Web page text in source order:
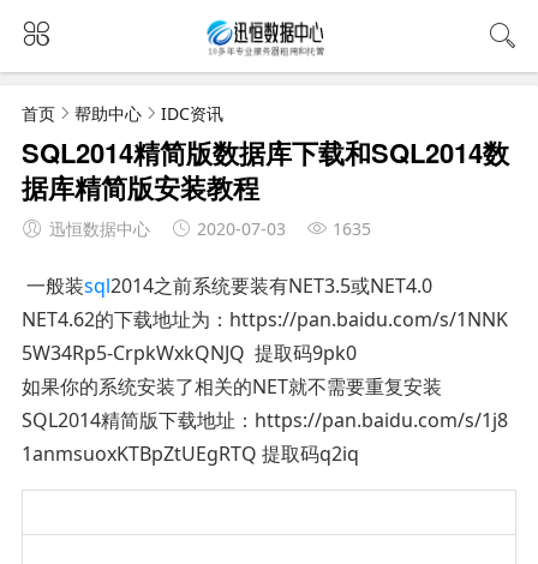
首页 帮助中心 IDC资讯
SQL2014精简版数据库下载和SQL2014数
据库精简版安装教程
迅恒数据中心 2020-07-03 1635
一般装sql2014之前系统要装有NET3.5或NET4.0
NET4.62的下载地址为：https://pan.baidu.com/s/1NNK
5W34Rp5-CrpkWxkQNJQ 提取码9pk0
如果你的系统安装了相关的NET就不需要重复安装
SQL2014精简版下载地址：https://pan.baidu.com/s/1j8
1anmsuoxKTBpZtUEgRTQ 提取码q2iq